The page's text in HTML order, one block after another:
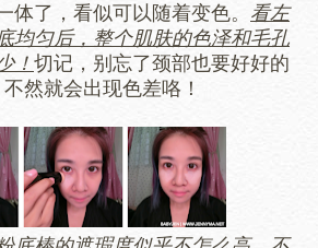
体了，看似可以随着变色。 看左
均匀后，整个肌肤的色泽和毛孔
！ 切记，别忘了颈部也要好好的
然就会出现色差咯！